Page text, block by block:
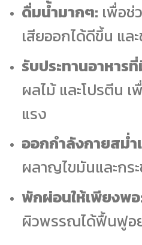
ดื่มน้ำมากๆ: เพื่อช่
เสียออกได้ดีขึ้น แล
รับประทานอาหาร
ผลไม้ และโปรตีน
แรง
ออกกำลังกายสม่ำ
ผลาญไขมันและกร
พักผ่อนให้เพียงพ
ผิวพรรณได้ฟื้นฟูอ